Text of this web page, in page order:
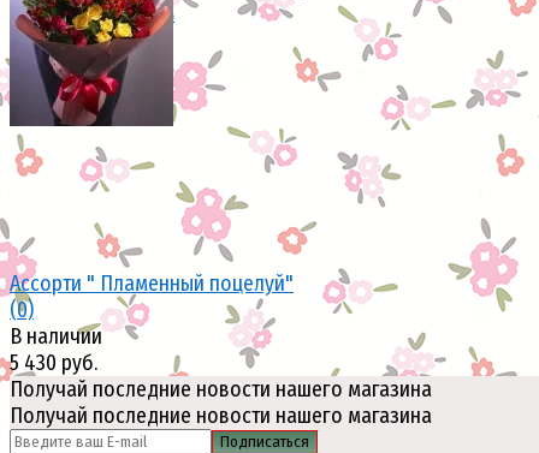
избранное сравнить
Ассорти " Пламенный поцелуй"
(0)
В наличии
5 430 руб.
Получай последние новости нашего магазина
Получай последние новости нашего магазина
Подписаться